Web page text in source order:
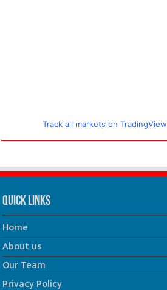
Track all markets on TradingView
Quick Links
Home
About us
Our Team
Privacy Policy